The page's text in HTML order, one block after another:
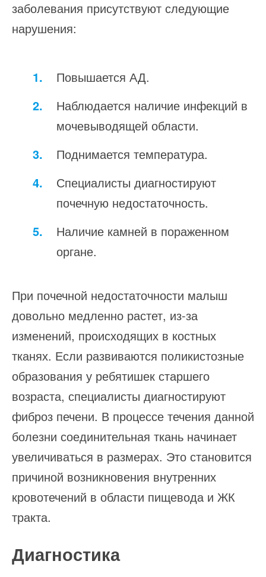
заболевания присутствуют следующие
нарушения:
Повышается АД.
Наблюдается наличие инфекций в
мочевыводящей области.
Поднимается температура.
Специалисты диагностируют
почечную недостаточность.
Наличие камней в пораженном
органе.
При почечной недостаточности малыш
довольно медленно растет, из-за
изменений, происходящих в костных
тканях. Если развиваются поликистозные
образования у ребятишек старшего
возраста, специалисты диагностируют
фиброз печени. В процессе течения данной
болезни соединительная ткань начинает
увеличиваться в размерах. Это становится
причиной возникновения внутренних
кровотечений в области пищевода и ЖК
тракта.
Диагностика